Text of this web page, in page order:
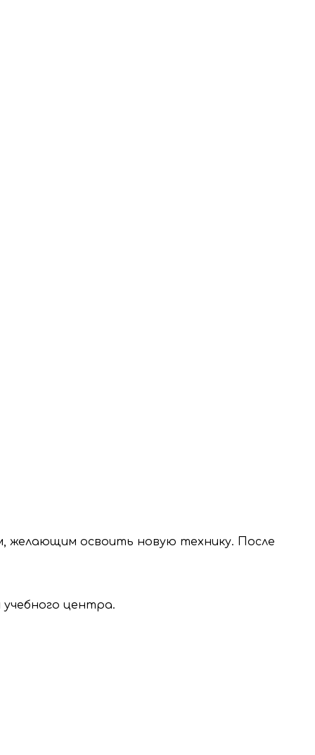
желающим освоить новую технику. После
центра.